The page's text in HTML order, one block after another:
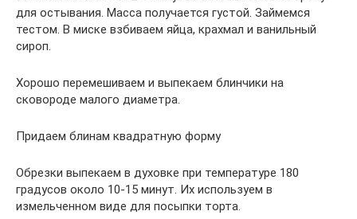
для остывания. Масса получается густой. Займемся
тестом. В миске взбиваем яйца, крахмал и ванильный
сироп.
Хорошо перемешиваем и выпекаем блинчики на
сковороде малого диаметра.
Придаем блинам квадратную форму
Обрезки выпекаем в духовке при температуре 180
градусов около 10-15 минут. Их используем в
измельченном виде для посыпки торта.